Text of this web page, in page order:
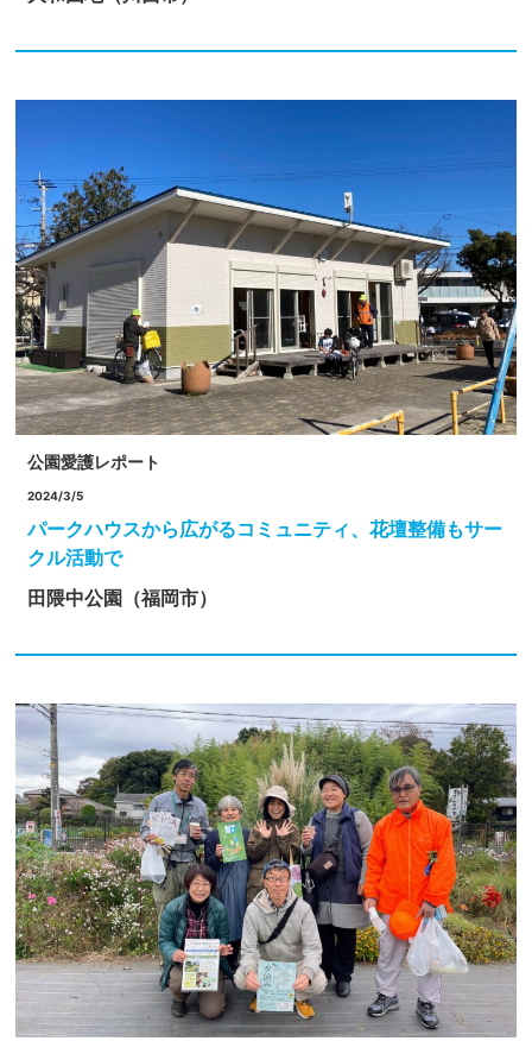
公園愛護レポート
2024/3/5
パークハウスから広がるコミュニティ、花壇整備もサー
クル活動で
田隈中公園（福岡市）